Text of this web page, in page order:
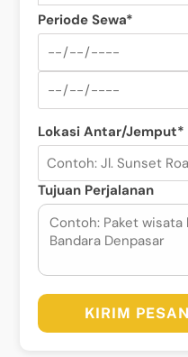
Periode Sewa*
Lokasi Antar/Jemput*
Tujuan Perjalanan
KIRIM